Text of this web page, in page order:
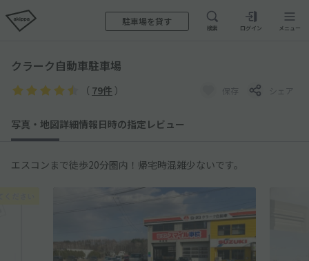
駐車場を貸す
検索 ログイン メニュー
クラーク自動車駐車場
（ 79件 ） 保存 シェア
写真・地図詳細情報日時の指定 レビュー
エスコンまで徒歩20分圏内！帰宅時混雑少ないです。